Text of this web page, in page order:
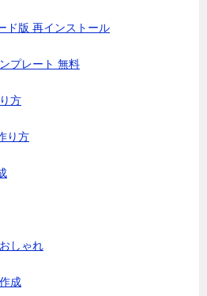
ド版 再インストール
プレート 無料
方
り方
しゃれ
成